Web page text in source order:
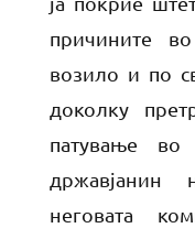
причините
возило и по
доколку
патување
државјанин
неговата